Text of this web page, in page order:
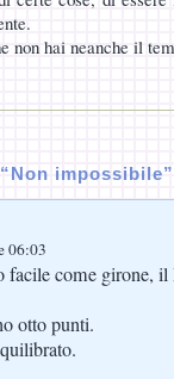
non hai neanche il
impossibile”
06:03
come girone, il
otto punti.